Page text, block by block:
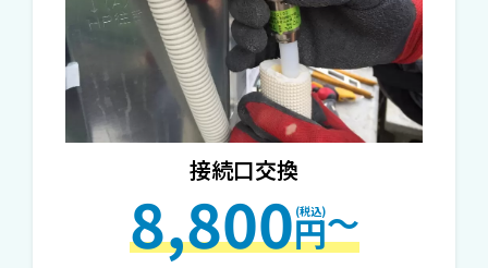
接続口交換
8,800円～